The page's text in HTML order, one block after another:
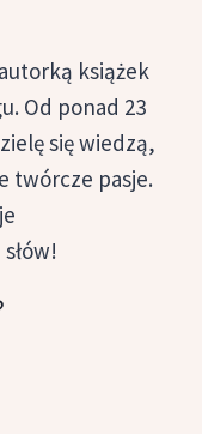
książek
Od ponad 23
się wiedzą,
twórcze pasje.